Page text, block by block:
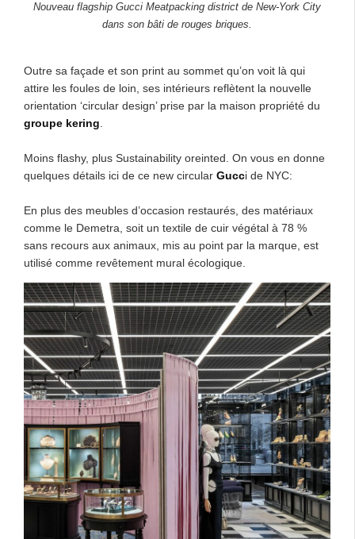
Nouveau flagship Gucci Meatpacking district de New-York City
dans son bâti de rouges briques.
Outre sa façade et son print au sommet qu’on voit là qui
attire les foules de loin, ses intérieurs reflètent la nouvelle
orientation ‘circular design’ prise par la maison propriété du
groupe kering.
Moins flashy, plus Sustainability oreinted. On vous en donne
quelques détails ici de ce new circular Gucci de NYC:
En plus des meubles d’occasion restaurés, des matériaux
comme le Demetra, soit un textile de cuir végétal à 78 %
sans recours aux animaux, mis au point par la marque, est
utilisé comme revêtement mural écologique.